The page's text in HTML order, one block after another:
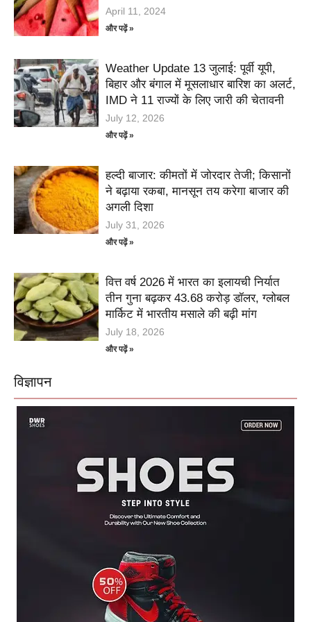
April 11, 2024
और पढ़ें »
Weather Update 13 जुलाई: पूर्वी यूपी,
बिहार और बंगाल में मूसलाधार बारिश का अलर्ट,
IMD ने 11 राज्यों के लिए जारी की चेतावनी
July 12, 2026
और पढ़ें »
हल्दी बाजार: कीमतों में जोरदार तेजी; किसानों
ने बढ़ाया रकबा, मानसून तय करेगा बाजार की
अगली दिशा
July 31, 2026
और पढ़ें »
वित्त वर्ष 2026 में भारत का इलायची निर्यात
तीन गुना बढ़कर 43.68 करोड़ डॉलर, ग्लोबल
मार्किट में भारतीय मसाले की बढ़ी मांग
July 18, 2026
और पढ़ें »
विज्ञापन